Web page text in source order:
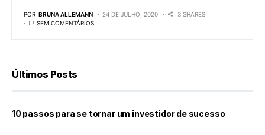
POR BRUNA ALLEMANN 24 DE JULHO, 2020
3 SHARES
SEM COMENTÁRIOS
Últimos Posts
10 passos para se tornar um investidor de sucesso